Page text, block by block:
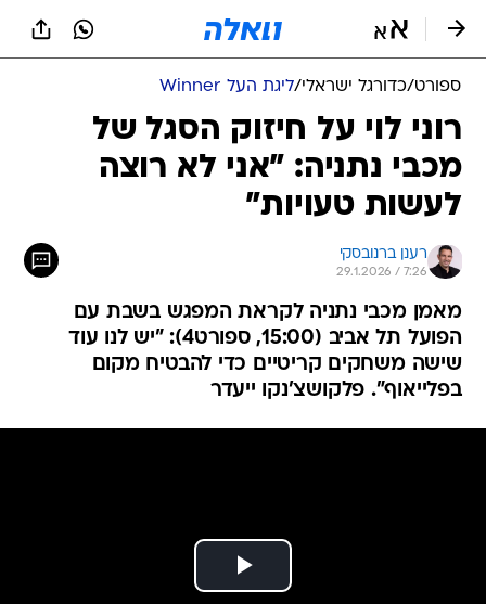
ספורט/כדורגל ישראלי/ליגת העל Winner
רוני לוי על חיזוק הסגל של
מכבי נתניה: "אני לא רוצה
לעשות טעויות"
רענן ברנובסקי
29.1.2026 / 7:26
מאמן מכבי נתניה לקראת המפגש בשבת עם
הפועל תל אביב (15:00, ספורט4): "יש לנו עוד
שישה משחקים קריטיים כדי להבטיח מקום
בפלייאוף". פלקושצ'נקו ייעדר